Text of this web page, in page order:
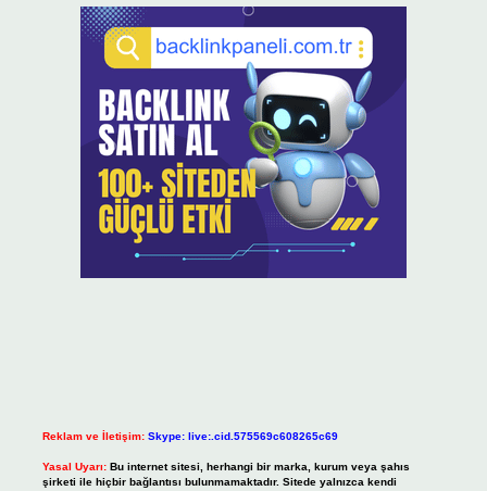
Reklam ve İletişim: Skype: live:.cid.575569c608265c69
Yasal Uyarı: Bu internet sitesi, herhangi bir marka, kurum veya şahıs
şirketi ile hiçbir bağlantısı bulunmamaktadır. Sitede yalnızca kendi